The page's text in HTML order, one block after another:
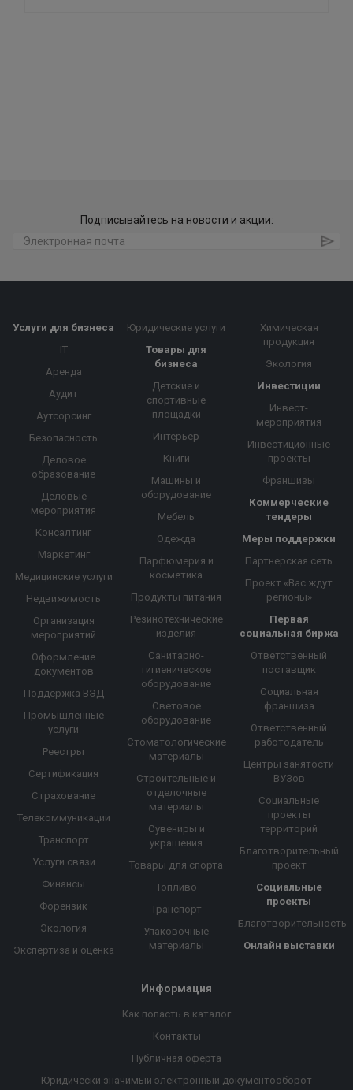
Подписывайтесь на новости и акции:
Услуги для бизнеса
IT
Аренда
Аудит
Аутсорсинг
Безопасность
Деловое
образование
Деловые
мероприятия
Консалтинг
Маркетинг
Медицинские услуги
Недвижимость
Организация
мероприятий
Оформление
документов
Поддержка ВЭД
Промышленные
услуги
Реестры
Сертификация
Страхование
Телекоммуникации
Транспорт
Услуги связи
Финансы
Форензик
Экология
Экспертиза и оценка
Юридические услуги
Товары для
бизнеса
Детские и
спортивные
площадки
Интерьер
Книги
Машины и
оборудование
Мебель
Одежда
Парфюмерия и
косметика
Продукты питания
Резинотехнические
изделия
Санитарно-
гигиеническое
оборудование
Световое
оборудование
Стоматологические
материалы
Строительные и
отделочные
материалы
Сувениры и
украшения
Товары для спорта
Топливо
Транспорт
Упаковочные
материалы
Химическая
продукция
Экология
Инвестиции
Инвест-
мероприятия
Инвестиционные
проекты
Франшизы
Коммерческие
тендеры
Меры поддержки
Партнерская сеть
Проект «Вас ждут
регионы»
Первая
социальная биржа
Ответственный
поставщик
Социальная
франшиза
Ответственный
работодатель
Центры занятости
ВУЗов
Социальные
проекты
территорий
Благотворительный
проект
Социальные
проекты
Благотворительность
Онлайн выставки
Информация
Как попасть в каталог
Контакты
Публичная оферта
Юридически значимый электронный документооборот